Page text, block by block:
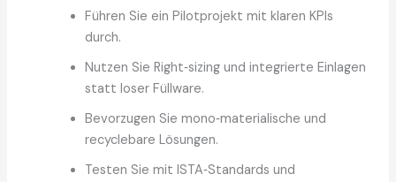
Führen Sie ein Pilotprojekt mit klaren KPIs
durch.
Nutzen Sie Right‑sizing und integrierte Einlagen
statt loser Füllware.
Bevorzugen Sie mono‑materialische und
recyclebare Lösungen.
Testen Sie mit ISTA‑Standards und